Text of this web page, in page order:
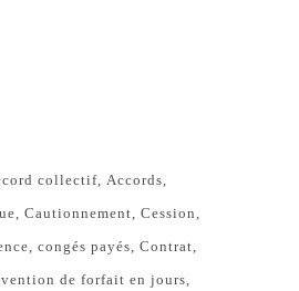
collectif Accords
Cautionnement Cession
congés payés Contrat
de forfait en jours